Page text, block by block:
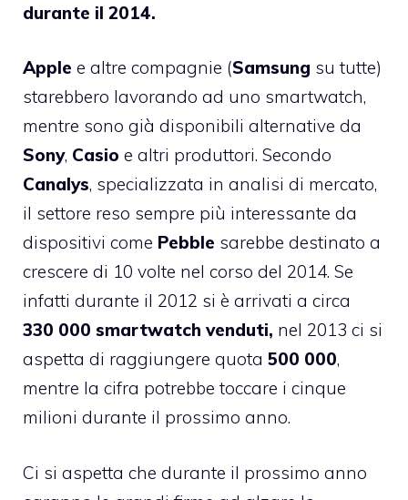
durante il 2014.
Apple e altre compagnie (Samsung su tutte)
starebbero lavorando ad uno smartwatch,
mentre sono già disponibili alternative da
Sony, Casio e altri produttori. Secondo
Canalys, specializzata in analisi di mercato,
il settore reso sempre più interessante da
dispositivi come Pebble sarebbe destinato a
crescere di 10 volte nel corso del 2014. Se
infatti durante il 2012 si è arrivati a circa
330 000 smartwatch venduti, nel 2013 ci si
aspetta di raggiungere quota 500 000,
mentre la cifra potrebbe toccare i cinque
milioni durante il prossimo anno.
Ci si aspetta che durante il prossimo anno